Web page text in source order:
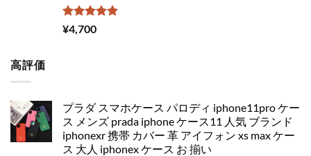
5段階中
5.00
¥4,700
高評価
プラダ スマホケース パロディ iphone11pro ケー
ス メンズ prada iphone ケース11 人気 ブランド
iphonexr 携帯 カバー 革 アイフォン xs max ケー
ス 大人 iphonex ケース お 揃い